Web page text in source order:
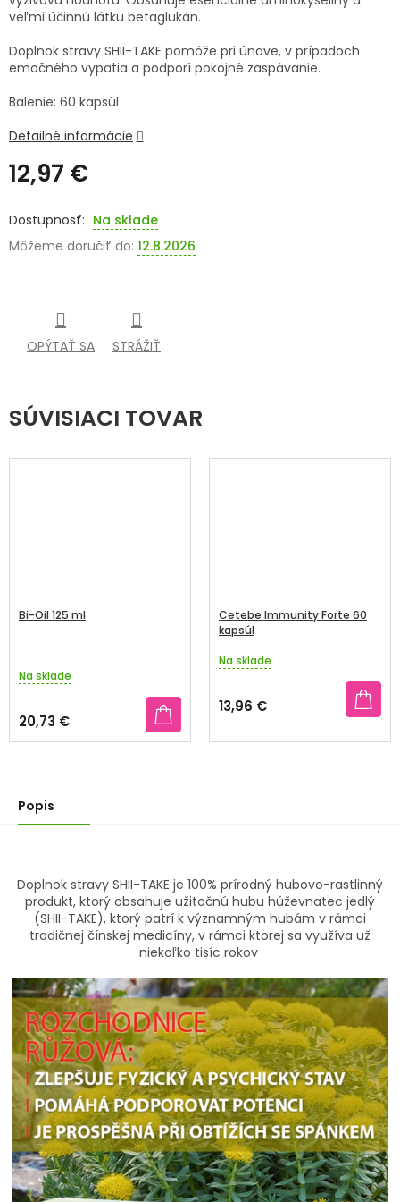
ZNAČKY
12,97 €
cena:
Na sklade
Môžeme doručiť do: 12.8.2026
veľmi účinnú látku betaglukán.
Doplnok stravy SHII-TAKE pomôže pri únave, v prípadoch
emočného vypätia a podporí pokojné zaspávanie.
Balenie: 60 kapsúl
Detailné informácie
OPÝTAŤ SA STRÁŽIŤ
SÚVISIACI TOVAR
Bi-Oil 125 ml
Na sklade
20,73 €
Cetebe Immunity Forte 60
kapsúl
Priemerné
produktu
je
z
Na sklade
13,96 €
Popis
Doplnok stravy SHII-TAKE je 100% prírodný hubovo-rastlinný
produkt, ktorý obsahuje užitočnú hubu húževnatec jedlý
(SHII-TAKE), ktorý patrí k významným hubám v rámci
tradičnej čínskej medicíny, v rámci ktorej sa využíva už
niekoľko tisíc rokov